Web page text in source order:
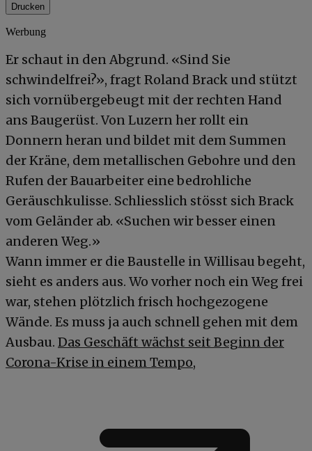
Drucken
Werbung
Er schaut in den Abgrund. «Sind Sie
schwindelfrei?», fragt Roland Brack und stützt
sich vornübergebeugt mit der rechten Hand
ans Baugerüst. Von Luzern her rollt ein
Donnern heran und bildet mit dem Summen
der Kräne, dem metallischen Gebohre und den
Rufen der Bauarbeiter eine bedrohliche
Geräuschkulisse. Schliesslich stösst sich Brack
vom Geländer ab. «Suchen wir besser einen
anderen Weg.»
Wann immer er die Baustelle in Willisau begeht,
sieht es anders aus. Wo vorher noch ein Weg frei
war, stehen plötzlich frisch hochgezogene
Wände. Es muss ja auch schnell gehen mit dem
Ausbau. Das Geschäft wächst seit Beginn der
Corona-Krise in einem Tempo,